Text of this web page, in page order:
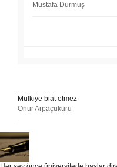
Mustafa Durmuş
Mülkiye biat etmez
Onur Arpaçukuru